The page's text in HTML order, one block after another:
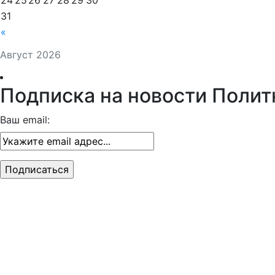
Август 2026
«
31
Подписка на новости
Ваш email: